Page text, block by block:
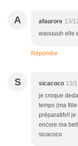
A afaurore 13/
waouuuh elle
Répondre
S sicacoco 13/
je croque
temps (ma
préparatifs!! je
encore ma
sicacoco